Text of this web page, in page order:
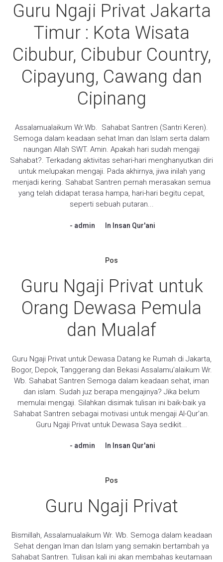
Guru Ngaji Privat Jakarta
Timur : Kota Wisata
Cibubur, Cibubur Country,
Cipayung, Cawang dan
Cipinang
Assalamualaikum Wr.Wb. Sahabat Santren (Santri Keren).
Semoga dalam keadaan sehat Iman dan Islam serta dalam
naungan Allah SWT. Amin. Apakah hari sudah mengaji
Sahabat?. Terkadang aktivitas sehari-hari menghanyutkan diri
untuk melupakan mengaji. Pada akhirnya, jiwa inilah yang
menjadi kering. Sahabat Santren pernah merasakan semua
yang telah didapat terasa hampa, hari-hari begitu cepat,
seperti sebuah putaran...
admin In Insan Qur'ani
Pos
Guru Ngaji Privat untuk
Orang Dewasa Pemula
dan Mualaf
Guru Ngaji Privat untuk Dewasa Datang ke Rumah di Jakarta,
Bogor, Depok, Tanggerang dan Bekasi Assalamu’alaikum Wr.
Wb. Sahabat Santren Semoga dalam keadaan sehat, iman
dan islam. Sudah juz berapa mengajinya? Jika belum
memulai mengaji. Silahkan disimak tulisan ini baik-baik ya
Sahabat Santren sebagai motivasi untuk mengaji Al-Qur’an.
Guru Ngaji Privat untuk Dewasa Saya sedikit...
admin In Insan Qur'ani
Pos
Guru Ngaji Privat
Bismillah, Assalamualaikum Wr. Wb. Semoga dalam keadaan
Sehat dengan Iman dan Islam yang semakin bertambah ya
Sahabat Santren. Tulisan kali ini akan membahas keutamaan